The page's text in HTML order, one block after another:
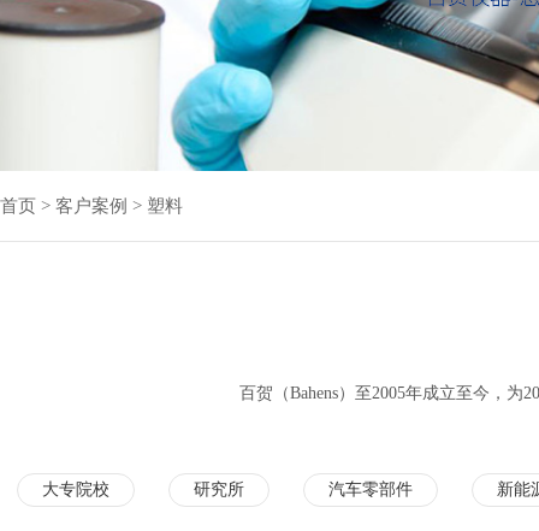
首页 > 客户案例 > 塑料
百贺（Bahens）至2005年成立至今，
大专院校 研究所 汽车零部件 新能